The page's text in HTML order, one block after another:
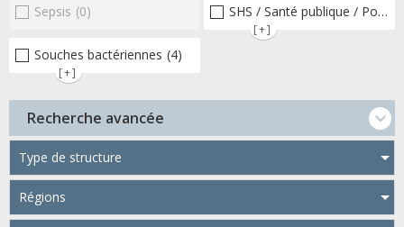
Sepsis (0) SHS / Santé publique / Politiques publiques / socio-économie
[+]
Souches bactériennes (4)
[+]
Recherche avancée
Type de structure
Régions